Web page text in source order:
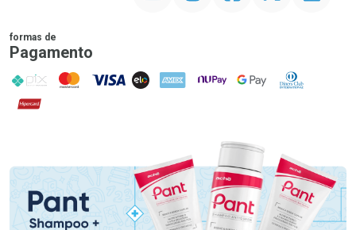
formas de
Pagamento
PIX MasterCard
VISA ELO AMEX NuPay Google PayDiners Club
Hipercard